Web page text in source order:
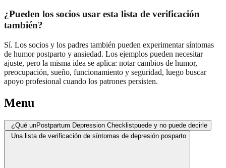
¿Pueden los socios usar esta lista de verificación
también?
Sí. Los socios y los padres también pueden experimentar síntomas
de humor postparto y ansiedad. Los ejemplos pueden necesitar
ajuste, pero la misma idea se aplica: notar cambios de humor,
preocupación, sueño, funcionamiento y seguridad, luego buscar
apoyo profesional cuando los patrones persisten.
Menu
¿Qué unPostpartum Depression Checklistpuede y no puede decirle
Una lista de verificación de síntomas de depresión posparto